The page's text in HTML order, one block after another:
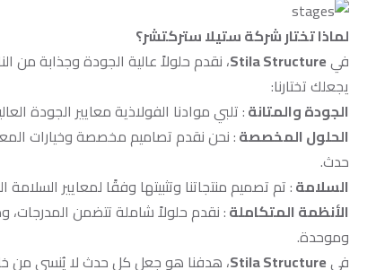
لماذا تختار شركة ستيلا ستركتشر؟
فيStila Structure، نقدم حلولاً عالية الجودة وجذابة من
يجعلك تختارنا:
الجودة والمتانة: تلبي موادنا الفولاذية معايير الجودة
الحلول المخصصة: نحن نقدم تصاميم مخصصة وخيارات
حدث.
السلامة: تم تصميم منتجاتنا وتثبيتها وفقًا لمعايير
الأنظمة المتكاملة: نقدم حلولاً شاملة تتضمن
وموحدة.
فيStila Structure، هدفنا هو جعل كل حدث لا يُنسى من